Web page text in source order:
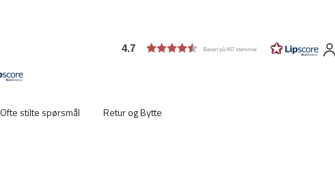
4.7 Basert på 667 stemmer
Ofte stilte spørsmål Retur og Bytte